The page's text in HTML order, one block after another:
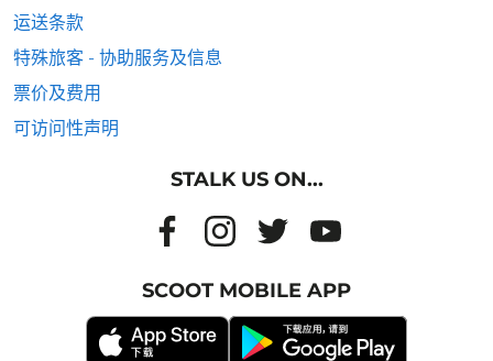
运送条款
特殊旅客 - 协助服务及信息
票价及费用
可访问性声明
STALK US ON...
SCOOT MOBILE APP